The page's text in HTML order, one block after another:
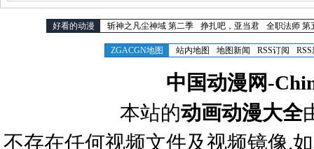
好看的动漫 斩神之凡尘神域 第二季 挣扎吧，亚当君 全职法师 第
ZGACGN地图 站内地图 地图新闻 RSS订阅
中国动漫网-
本站的动画动漫大全
不存在任何视频文件及视频镜像.